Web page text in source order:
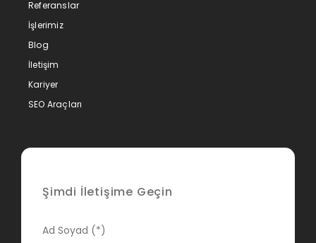
Referanslar
İşlerimiz
Blog
İletişim
Kariyer
SEO Araçları
Şimdi İletişime Geçin